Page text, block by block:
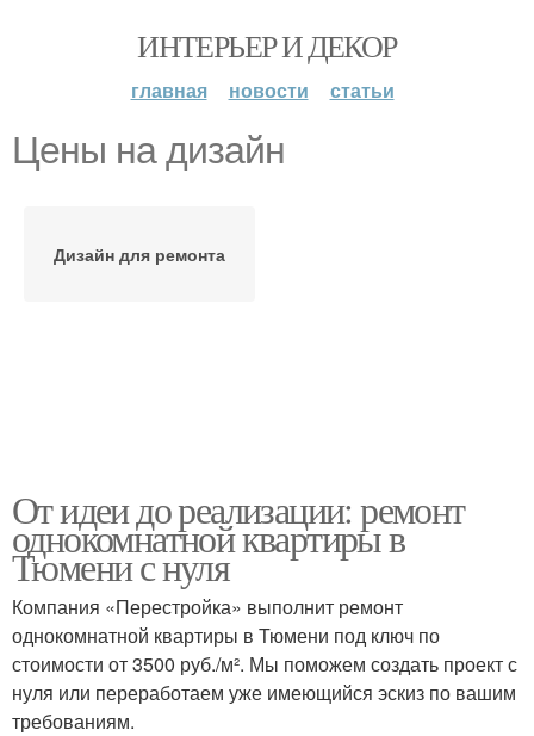
ИНТЕРЬЕР И ДЕКОР
главная новости статьи
Цены на дизайн
Дизайн для ремонта
От идеи до реализации: ремонт
однокомнатной квартиры в
Тюмени с нуля
Компания «Перестройка» выполнит ремонт
однокомнатной квартиры в Тюмени под ключ по
стоимости от 3500 руб./м². Мы поможем создать проект с
нуля или переработаем уже имеющийся эскиз по вашим
требованиям.